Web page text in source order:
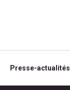
Presse-actualités